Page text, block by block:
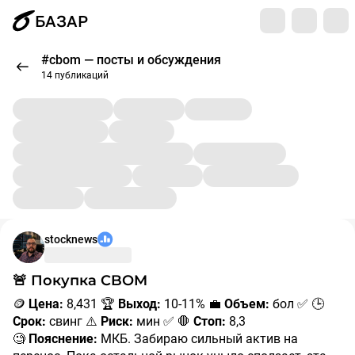
БАЗАР
#cbom — посты и обсуждения
14 публикаций
stocknews
🚨 Покупка CBOM
Цена: 8,431 🏆 Выход: 10-11% 💼 Объем: бол ✅ 🕒
Срок: свинг ⚠️ Риск: мин ✅ 🛑 Стоп: 8,3
🧐 Пояснение: МКБ. Забираю сильный актив на